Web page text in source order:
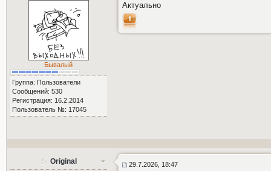
Бывалый
Группа: Пользователи
Сообщений: 530
Регистрация: 16.2.2014
Пользователь №: 17045
Актуально
Original 29.7.2026, 18:47